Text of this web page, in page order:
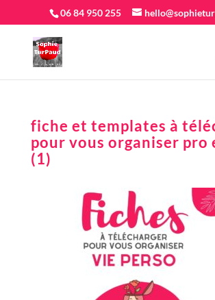
06 84 950 255
fiche et templates à
pour vous organiser pro
(1)